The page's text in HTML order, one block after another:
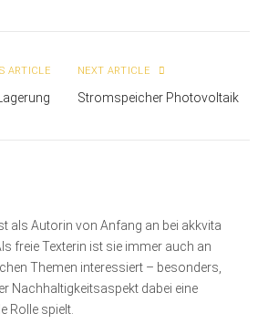
ARTICLE NEXT ARTICLE
Stromspeicher Photovoltaik
als Autorin von Anfang an bei akkvita
freie Texterin ist sie immer auch an
Themen interessiert – besonders,
Nachhaltigkeitsaspekt dabei eine
Rolle spielt.